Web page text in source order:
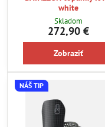
white
Skladom
272,90 €
Zobraziť
NÁŠ TIP